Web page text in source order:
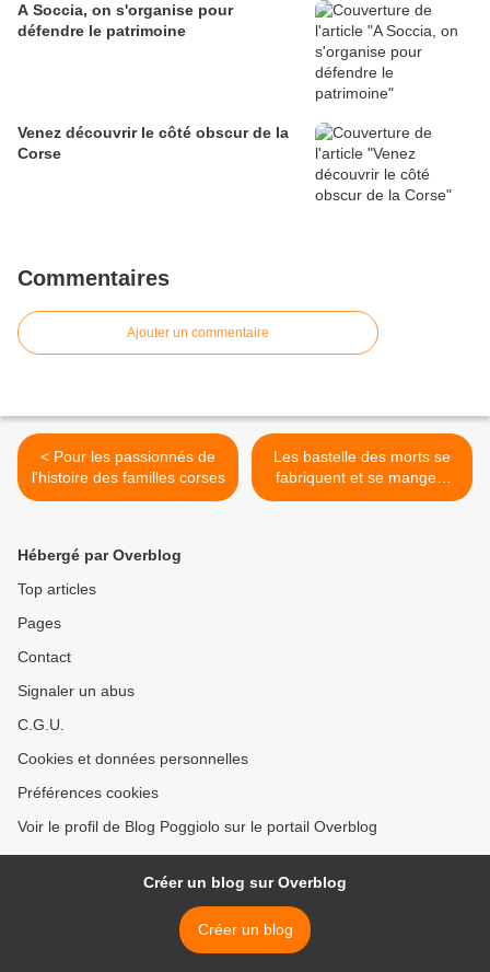
A Soccia, on s'organise pour
défendre le patrimoine
Venez découvrir le côté obscur de la
Corse
Commentaires
Ajouter un commentaire
< Pour les passionnés de
l'histoire des familles corses
Les bastelle des morts se
fabriquent et se mangent
en communauté (en 2008)
Hébergé par Overblog
Top articles
Pages
Contact
Signaler un abus
C.G.U.
Cookies et données personnelles
Préférences cookies
Voir le profil de Blog Poggiolo sur le portail Overblog
Créer un blog sur Overblog
Créer un blog